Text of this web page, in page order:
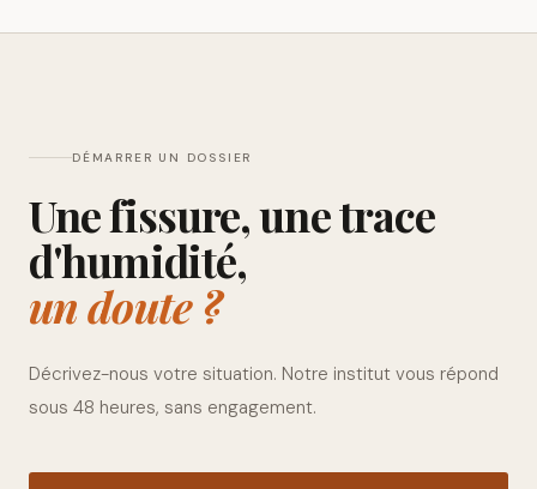
DÉMARRER UN DOSSIER
Une fissure, une trace
d'humidité,
un doute ?
Décrivez-nous votre situation. Notre institut vous répond
sous 48 heures, sans engagement.